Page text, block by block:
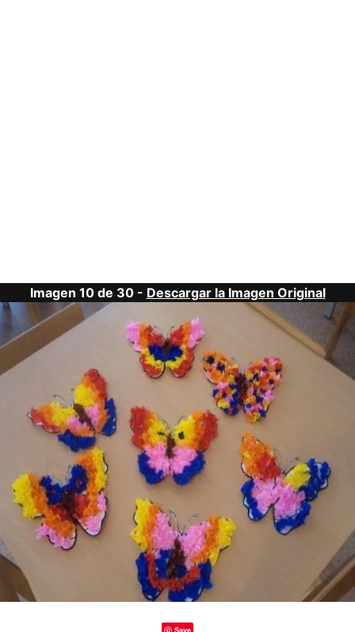
Imagen 10 de 30 - Descargar la Imagen Original